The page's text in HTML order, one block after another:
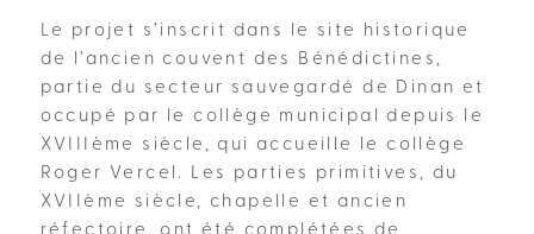
Le projet s’inscrit dans le site historique
de l’ancien couvent des Bénédictines,
partie du secteur sauvegardé de Dinan et
occupé par le collège municipal depuis le
XVIIIème siècle, qui accueille le collège
Roger Vercel. Les parties primitives, du
XVIIème siècle, chapelle et ancien